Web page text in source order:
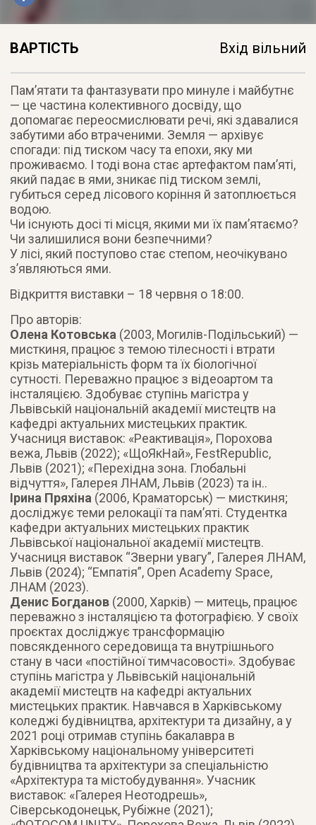
ВАРТІСТЬ Вхід вільний
Памʼятати та фантазувати про минуле і майбутнє
— це частина колективного досвіду, що
допомагає переосмислювати речі, які здавалися
забутими або втраченими. Земля — архівує
спогади: під тиском часу та епохи, яку ми
проживаємо. І тоді вона стає артефактом памʼяті,
який падає в ями, зникає під тиском землі,
губиться серед лісового коріння й затоплюється
водою.
Чи існують досі ті місця, якими ми їх пам’ятаємо?
Чи залишилися вони безпечними?
У лісі, який поступово стає степом, неочікувано
з’являються ями.
Відкриття виставки – 18 червня о 18:00.
Про авторів:
Олена Котовська (2003, Могилів-Подільський) —
мисткиня, працює з темою тілесності і втрати
крізь матеріальність форм та їх біологічної
сутності. Переважно працює з відеоартом та
інсталяцією. Здобуває ступінь магістра у
Львівській національній академії мистецтв на
кафедрі актуальних мистецьких практик.
Учасниця виставок: «Реактивація», Порохова
вежа, Львів (2022); «ЩоЯкНай», FestRepublic,
Львів (2021); «Перехідна зона. Глобальні
відчуття», Галерея ЛНАМ, Львів (2023) та ін..
Ірина Пряхіна (2006, Краматорськ) — мисткиня;
досліджує теми релокації та пам’яті. Студентка
кафедри актуальних мистецьких практик
Львівської національної академії мистецтв.
Учасниця виставок “Зверни увагу”, Галерея ЛНАМ,
Львів (2024); “Емпатія”, Open Academy Space,
ЛНАМ (2023).
Денис Богданов (2000, Харків) — митець, працює
переважно з інсталяцією та фотографією. У своїх
проєктах досліджує трансформацію
повсякденного середовища та внутрішнього
стану в часи «постійної тимчасовості». Здобуває
ступінь магістра у Львівській національній
академії мистецтв на кафедрі актуальних
мистецьких практик. Навчався в Харківському
коледжі будівництва, архітектури та дизайну, а у
2021 році отримав ступінь бакалавра в
Харківському національному університеті
будівництва та архітектури за спеціальністю
«Архітектура та містобудування». Учасник
виставок: «Галерея Неотодрешь»,
Сіверськодонецьк, Рубіжне (2021);